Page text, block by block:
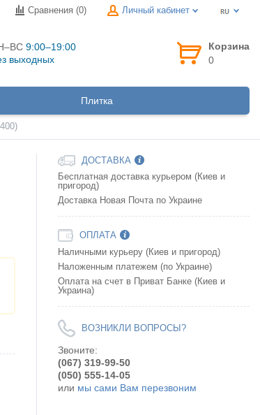
Сравнения (0) Личный кабинет
9:00–19:00
выходных
Корзина
0
Плитка
ДОСТАВКА
Бесплатная доставка курьером (Киев и
пригород)
Доставка Новая Почта по Украине
ОПЛАТА
Наличными курьеру (Киев и пригород)
Наложенным платежем (по Украине)
Оплата на счет в Приват Банке (Киев и
Украина)
ВОЗНИКЛИ ВОПРОСЫ?
Звоните:
(067) 319-99-50
(050) 555-14-05
или мы сами Вам перезвоним